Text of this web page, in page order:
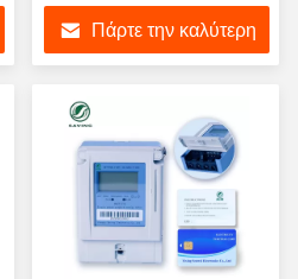
ενέργειας με αποθήκευση
δεδομένων 1000 KWh και
ακρίβεια κλάσης 1.0
Πάρτε την καλύτερη